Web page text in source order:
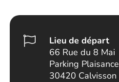
Lieu de départ
66 Rue du 8 Mai
Parking Plaisance
30420 Calvisson